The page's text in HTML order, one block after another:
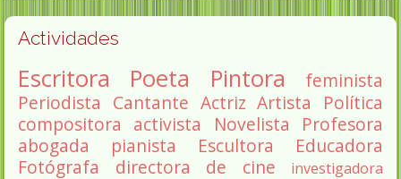
Actividades
Escritora Poeta Pintora
feminista
Periodista Cantante Actriz Artista
Política
compositora activista Novelista
Profesora
abogada
pianista Escultora
Educadora
Fotógrafa
directora de cine
investigadora